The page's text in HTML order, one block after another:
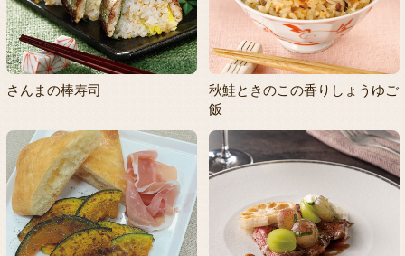
さんまの棒寿司
秋鮭ときのこの香りしょうゆご
飯